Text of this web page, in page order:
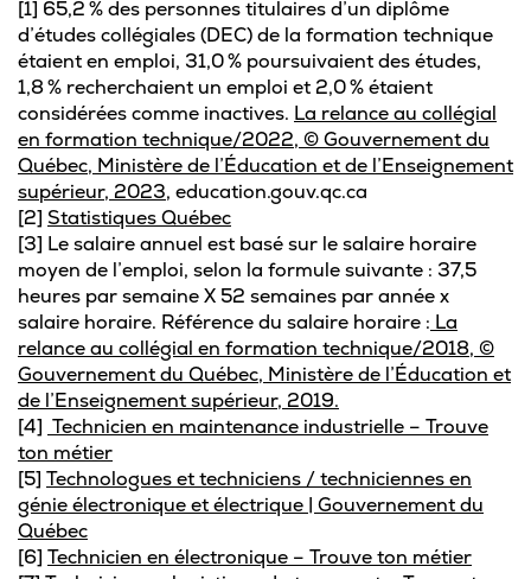
[1] 65,2 % des personnes titulaires d’un diplôme
d’études collégiales (DEC) de la formation technique
étaient en emploi, 31,0 % poursuivaient des études,
1,8 % recherchaient un emploi et 2,0 % étaient
considérées comme inactives. La relance au collégial
en formation technique/2022, © Gouvernement du
Québec, Ministère de l’Éducation et de l’Enseignement
supérieur, 2023, education.gouv.qc.ca
[2] Statistiques Québec
[3] Le salaire annuel est basé sur le salaire horaire
moyen de l’emploi, selon la formule suivante : 37,5
heures par semaine X 52 semaines par année x
salaire horaire. Référence du salaire horaire : La
relance au collégial en formation technique/2018, ©
Gouvernement du Québec, Ministère de l’Éducation et
de l’Enseignement supérieur, 2019.
[4] Technicien en maintenance industrielle – Trouve
ton métier
[5] Technologues et techniciens / techniciennes en
génie électronique et électrique | Gouvernement du
Québec
[6] Technicien en électronique – Trouve ton métier